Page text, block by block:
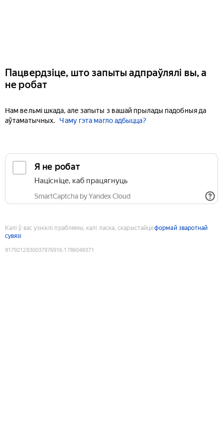
Пацвердзіце, што запыты адпраўлялі вы, а
не робат
Нам вельмі шкада, але запыты з вашай прылады падобныя да
аўтаматычных.
Чаму гэта магло адбыцца?
Я не робат
Націсніце, каб працягнуць
SmartCaptcha by Yandex Cloud
Калі ў вас узніклі праблемы, калі ласка, скарыстайцеформай зваротнай
сувязі
9179212830037976916:1786048371